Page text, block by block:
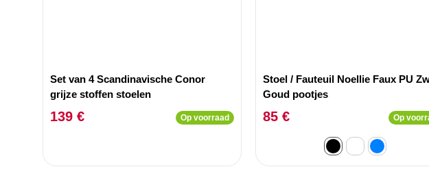
Set van 4 Scandinavische Conor
grijze stoffen stoelen
139 € Op voorraad
Stoel / Fauteuil Noellie Faux PU
Goud pootjes
85 € Op